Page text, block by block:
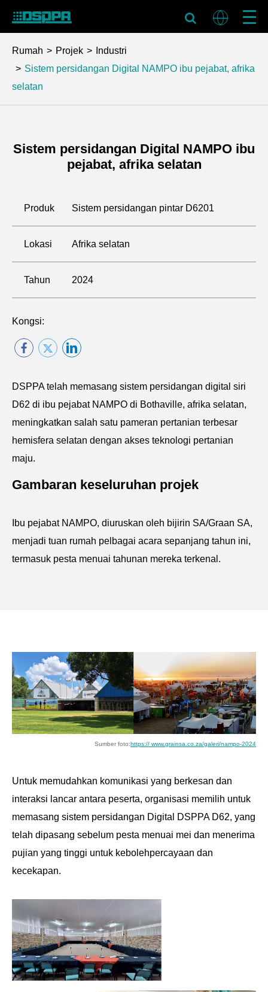
Rumah Projek
Industri
Sistem persidangan Digital NAMPO ibu pejabat, afrika
selatan
Sistem persidangan Digital NAMPO ibu
pejabat, afrika selatan
Produk Sistem persidangan pintar D6201
Lokasi Afrika selatan
Tahun 2024
Kongsi:
DSPPA telah memasang sistem persidangan digital siri
D62 di ibu pejabat NAMPO di Bothaville, afrika selatan,
meningkatkan salah satu pameran pertanian terbesar
hemisfera selatan dengan akses teknologi pertanian
maju.
Gambaran keseluruhan projek
Ibu pejabat NAMPO, diuruskan oleh bijirin SA/Graan SA,
menjadi tuan rumah pelbagai acara sepanjang tahun ini,
termasuk pesta menuai tahunan mereka terkenal.
Sumber foto:https:// www.grainsa.co.za/galeri/nampo-2024
Untuk memudahkan komunikasi yang berkesan dan
interaksi lancar antara peserta, organisasi memilih untuk
memasang sistem persidangan Digital DSPPA D62, yang
telah dipasang sebelum pesta menuai mei dan menerima
pujian yang tinggi untuk kebolehpercayaan dan
kecekapan.